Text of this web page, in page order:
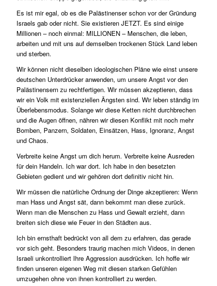
Es ist mir egal, ob es die Palästinenser schon vor der Gründung
Israels gab oder nicht. Sie existieren JETZT. Es sind einige
Millionen – noch einmal: MILLIONEN – Menschen, die leben,
arbeiten und mit uns auf demselben trockenen Stück Land leben
und sterben.
Wir können nicht dieselben ideologischen Pläne wie einst unsere
deutschen Unterdrücker anwenden, um unsere Angst vor den
Palästinensern zu rechtfertigen. Wir müssen akzeptieren, dass
wir ein Volk mit existenziellen Ängsten sind. Wir leben ständig im
Überlebensmodus. Solange wir diese Ketten nicht durchbrechen
und die Augen öffnen, nähren wir diesen Konflikt mit noch mehr
Bomben, Panzern, Soldaten, Einsätzen, Hass, Ignoranz, Angst
und Chaos.
Verbreite keine Angst um dich herum. Verbreite keine Ausreden
für dein Handeln. Ich war dort. Ich habe in den besetzten
Gebieten gedient und wir gehören dort definitiv nicht hin.
Wir müssen die natürliche Ordnung der Dinge akzeptieren: Wenn
man Hass und Angst sät, dann bekommt man diese zurück.
Wenn man die Menschen zu Hass und Gewalt erzieht, dann
breiten sich diese wie Feuer in den Städten aus.
Ich bin ernsthaft bedrückt von all dem zu erfahren, das gerade
vor sich geht. Besonders traurig machen mich Videos, in denen
Israeli unkontrolliert Ihre Aggression ausdrücken. Ich hoffe wir
finden unseren eigenen Weg mit diesen starken Gefühlen
umzugehen ohne von ihnen kontrolliert zu werden.